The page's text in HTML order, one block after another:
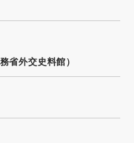
外交史料館）